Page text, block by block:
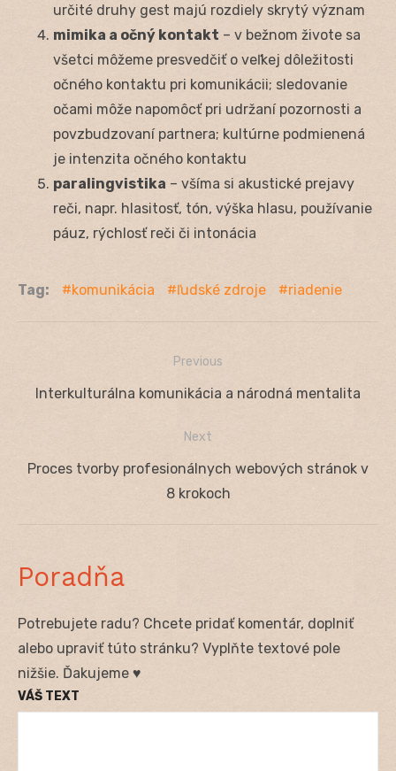
určité druhy gest majú rozdiely skrytý význam
mimika a očný kontakt – v bežnom živote sa
všetci môžeme presvedčiť o veľkej dôležitosti
očného kontaktu pri komunikácii; sledovanie
očami môže napomôcť pri udržaní pozornosti a
povzbudzovaní partnera; kultúrne podmienená
je intenzita očného kontaktu
paralingvistika – všíma si akustické prejavy
reči, napr. hlasitosť, tón, výška hlasu, používanie
páuz, rýchlosť reči či intonácia
Tag: komunikácia ľudské zdroje riadenie
Navigácia
Previous
Previous
Interkulturálna komunikácia a národná mentalita
Next
Next
Proces tvorby profesionálnych webových stránok v
8 krokoch
Poradňa
Potrebujete radu? Chcete pridať komentár, doplniť
alebo upraviť túto stránku? Vyplňte textové pole
nižšie. Ďakujeme ♥
VÁŠ TEXT